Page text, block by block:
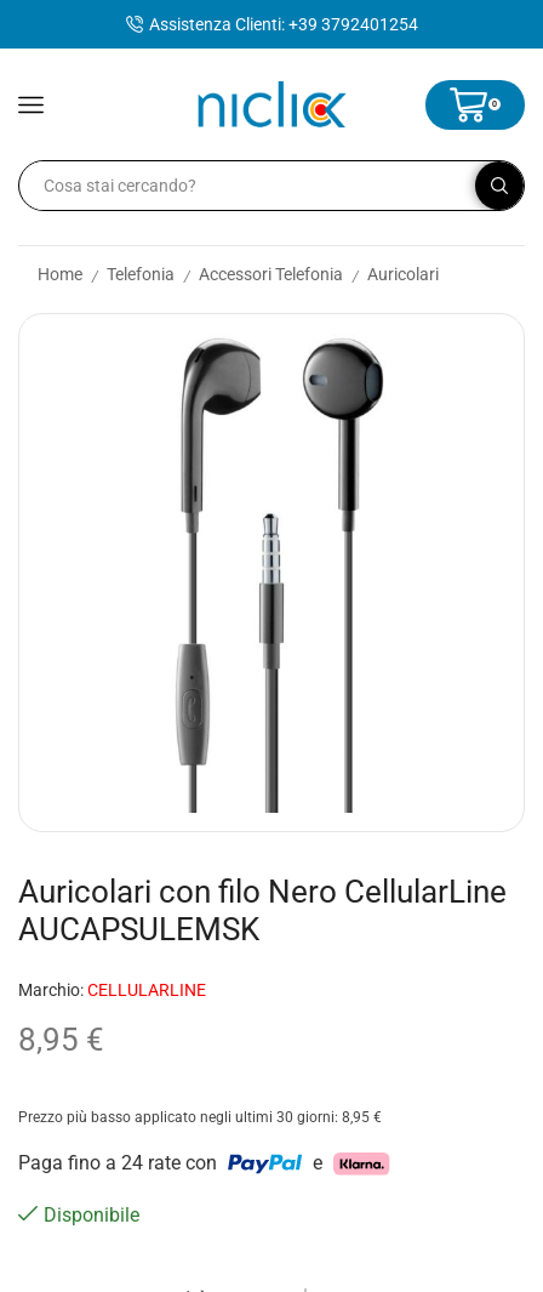
Assistenza Clienti: +39 3792401254
0
Home / Telefonia / Accessori Telefonia / Auricolari
Auricolari con filo Nero CellularLine
AUCAPSULEMSK
Marchio:CELLULARLINE
8,95 €
Prezzo più basso applicato negli ultimi 30 giorni: 8,95 €
Paga fino a 24 rate con e
Disponibile